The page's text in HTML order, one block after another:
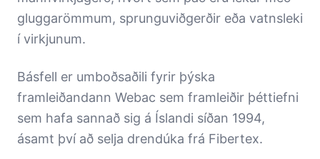
gluggarömmum, sprunguviðgerðir eða vatnsleki
í virkjunum.
Básfell er umboðsaðili fyrir þýska
framleiðandann Webac sem framleiðir þéttiefni
sem hafa sannað sig á Íslandi síðan 1994,
ásamt því að selja drendúka frá Fibertex.